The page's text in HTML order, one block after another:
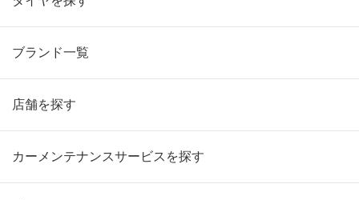
ブランド一覧
店舗を探す
カーメンテナンスサービスを探す